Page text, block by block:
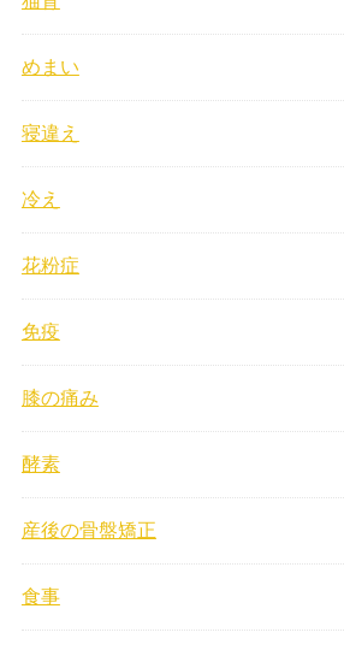
めまい
寝違え
冷え
花粉症
免疫
膝の痛み
酵素
産後の骨盤矯正
食事